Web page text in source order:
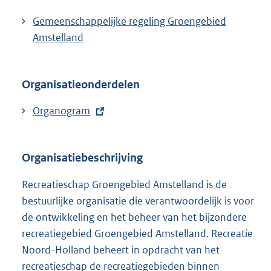
Gemeenschappelijke regeling Groengebied
Amstelland
Organisatieonderdelen
E
e
n
e
i
n
Organogram
Organisatiebeschrijving
Recreatieschap Groengebied Amstelland is de
bestuurlijke organisatie die verantwoordelijk is voor
de ontwikkeling en het beheer van het bijzondere
recreatiegebied Groengebied Amstelland. Recreatie
Noord-Holland beheert in opdracht van het
recreatieschap de recreatiegebieden binnen